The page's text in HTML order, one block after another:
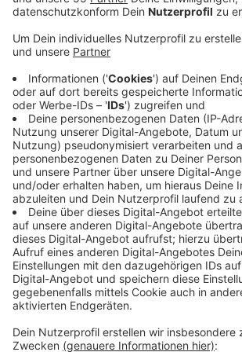
Nach dpa-Angaben ermittelt jetzt die
Staatsanwaltschaft Mönchengladbach
wegen mehrfach versuchten Mordes.
seien durch eine Anzeige des
Mönchengladbacher Krankenhauses in
gekommen, heißt es von der dpa. Um
konkret gehe, wisse man aber noch
Ermittlungen würden noch laufen. Die
befindet sich aktuell nicht in
bestreitet die Vorwürfe. In Aachen wird
ähnlicher Fall vor Gericht verhandelt.
Pfleger neun Menschen durch
Beruhigungs- und Schmerzmitteln